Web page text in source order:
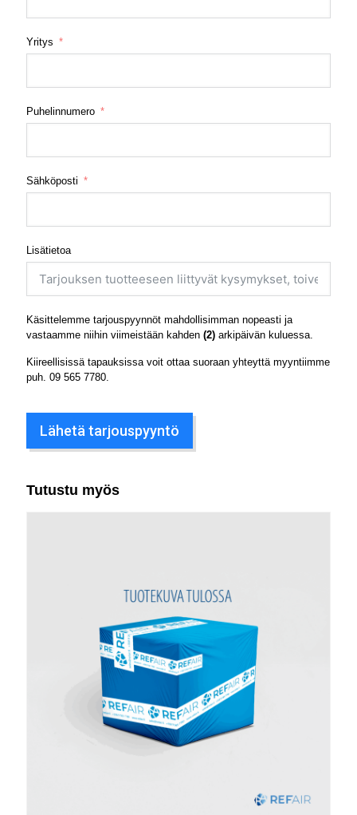
Yritys
Puhelinnumero
Sähköposti
Lisätietoa
Käsittelemme tarjouspyynnöt mahdollisimman nopeasti ja
vastaamme niihin viimeistään kahden (2) arkipäivän kuluessa.
Kiireellisissä tapauksissa voit ottaa suoraan yhteyttä myyntiimme
puh. 09 565 7780
Lähetä tarjouspyyntö
Tutustu myös